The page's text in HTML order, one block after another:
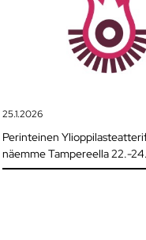
25.1.2026
Perinteinen
näemme Tampereella 22.-